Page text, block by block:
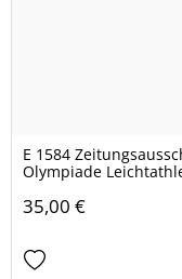
E 1584
Olympiade
35,00 €